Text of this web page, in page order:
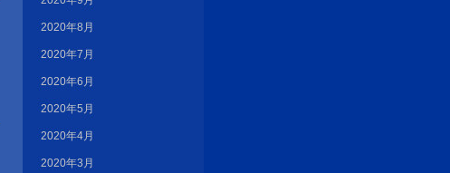
2020年8月
2020年7月
2020年6月
2020年5月
2020年4月
2020年3月